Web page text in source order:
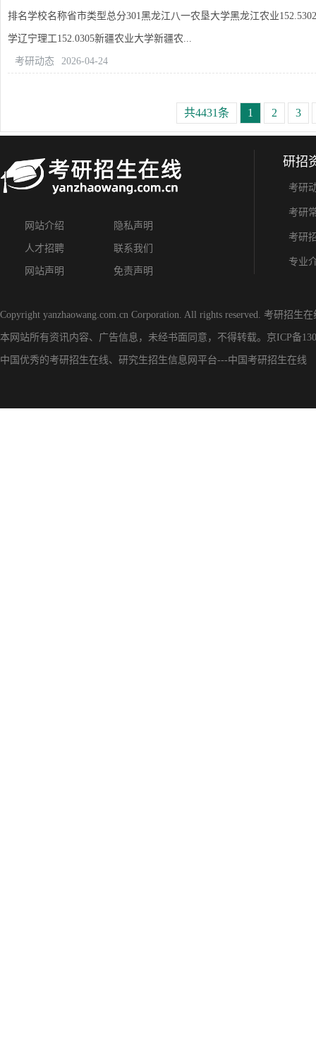
排名学校名称省市类型总分301黑龙江八一农垦大学黑龙江农业
学辽宁理工152.0305新疆农业大学新疆农...
考研动态 2026-04-24
共4431条 1 2 3
网站介绍 隐私声明
人才招聘 联系我们
网站声明 免责声明
研招
考研
考研
考研
专业
Copyright yanzhaowang.com.cn Corporation. All rights reserved. 考研招生在
本网站所有资讯内容、广告信息，未经书面同意，不得转载。 京ICP备
中国优秀的考研招生在线、 研究生招生信息网 平台---中国考研招生在线